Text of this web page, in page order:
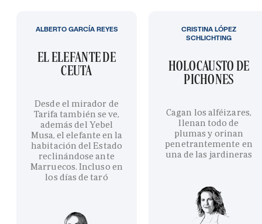
EL ELEFANTE DE
CEUTA
Desde el mirador de
Tarifa también se ve,
además del Yebel
Musa, el elefante en la
habitación del Estado
reclinándose ante
Marruecos. Incluso en
los días de taró
ALBERTO GARCÍA REYES
HOLOCAUSTO DE
PICHONES
Cagan los alféizares,
llenan todo de
plumas y orinan
penetrantemente en
una de las jardineras
CRISTINA LÓPEZ
SCHLICHTING